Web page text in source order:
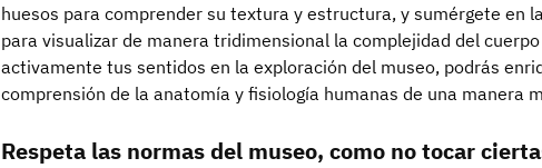
huesos para comprender su textura y estructura, y sumérgete en
para visualizar de manera tridimensional la complejidad del
activamente tus sentidos en la exploración del museo, podrás
comprensión de la anatomía y fisiología humanas de una manera
Respeta las normas del museo, como no tocar